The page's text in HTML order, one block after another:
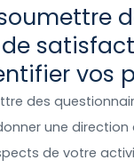
vos
des
une
de votre